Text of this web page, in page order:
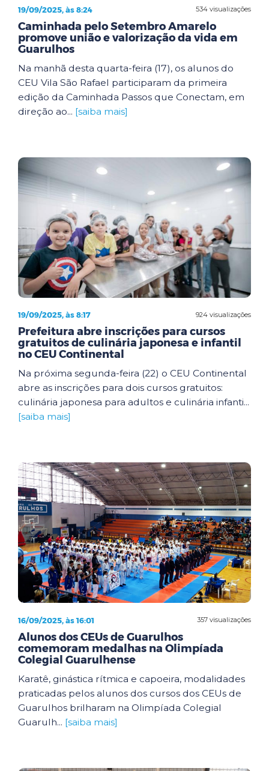
534 visualizações
19/09/2025, às 8:24
Caminhada pelo Setembro Amarelo
promove união e valorização da vida em
Guarulhos
Na manhã desta quarta-feira (17), os alunos do
CEU Vila São Rafael participaram da primeira
edição da Caminhada Passos que Conectam, em
direção ao... [saiba mais]
924 visualizações
19/09/2025, às 8:17
Prefeitura abre inscrições para cursos
gratuitos de culinária japonesa e infantil
no CEU Continental
Na próxima segunda-feira (22) o CEU Continental
abre as inscrições para dois cursos gratuitos:
culinária japonesa para adultos e culinária infanti...
[saiba mais]
357 visualizações
16/09/2025, às 16:01
Alunos dos CEUs de Guarulhos
comemoram medalhas na Olimpíada
Colegial Guarulhense
Karatê, ginástica rítmica e capoeira, modalidades
praticadas pelos alunos dos cursos dos CEUs de
Guarulhos brilharam na Olimpíada Colegial
Guarulh... [saiba mais]